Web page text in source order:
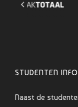
STUDENTEN
Naast de